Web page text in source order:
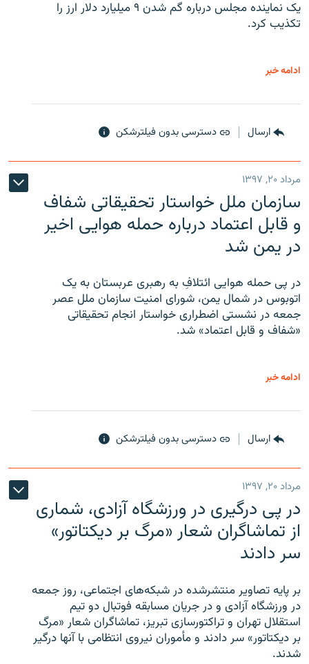
یک نماینده مجلس درباره گم شدن ۹ میلیارد دلار ارز را
تکذیب کرد.
ادامه خبر
ارسال دسترسی بدون فیلترشکن
مرداد ۲۰, ۱۳۹۷
سازمان ملل خواستار تحقیقاتی شفاف
و قابل اعتماد درباره حمله هوایی اخیر
در یمن شد
در پی حمله هوایی ائتلافِ به رهبری عربستان به یک
اتوبوس در شمال یمن، شورای امنیت سازمان ملل عصر
جمعه در نشستی اضطراری خواستار انجام تحقیقاتی
«شفاف و قابل اعتماد» شد.
ادامه خبر
ارسال دسترسی بدون فیلترشکن
مرداد ۲۰, ۱۳۹۷
در پی درگیری در ورزشگاه آزادی، شماری
از تماشاگران شعار «مرگ بر دیکتاتور»
سر دادند
بر پایه تصاویر منتشرشده در شبکه‌های اجتماعی، روز جمعه
در ورزشگاه آزادی و در جریان مسابقه فوتبال دو تیم
استقلال تهران و تراکتورسازی تبریز، تماشاگران شعار «مرگ
بر دیکتاتور» سر دادند و مأموران نیروی انتظامی با آنها درگیر
شدند.